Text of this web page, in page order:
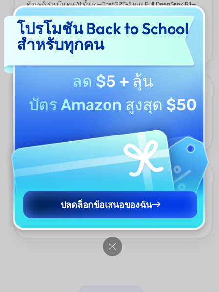
ด้วยพลังของโมเดล AI ขั้นสูง—ChatGPT-5 และ Full DeepSeek R1—
ใช้ Instagram ที่มักใช้เวลานานเป็นเรื่องง่ายขึ้น โดยการป้อนคำหลัก
ที่เกี่ยวข้องกับกลุ่มเป้าหมายหรือความสนใจของคุณ เครื่องมือจะให้
รายชื่อผู้ใช้ที่สร้างสรรค์และใช้งานได้อย่างรวดเร็ว ช่วยประหยัดเวลา
และแรงงานของคุณ
เพิ่มประสิทธิภาพ SEO และการค้นพบ
เครื่องมือไม่เพียงแต่สร้างชื่อผู้ใช้ที่เป็นเอกลักษณ์ แต่ยังคำนึงถึง
ของคุณ ทำให้ผู้ติดตามที่มีศักยภาพค้นหาคุณได้ง่ายขึ้น
มากกว่าตัวสร้างชื่อ Instagram ด้วย AI
UPDF AI ไม่จำกัดอยู่แค่การตั้งชื่อ Instagram—มันเป็นส่วนหนึ่งของ
ชุดเครื่องมือเขียนด้วย AI ที่ครบวงจร คุณยังสามารถตรวจสอบการ
สะกด เขียนใหม่ สรุปเนื้อหา แปล และสร้างเนื้อหาสำหรับวัตถุประสงค์
โปรโมชัน Back to School
สำหรับทุกคน
ลด $5 + ลุ้น
บัตร Amazon สูงสุด $50
ปลดล็อกข้อเสนอของฉัน